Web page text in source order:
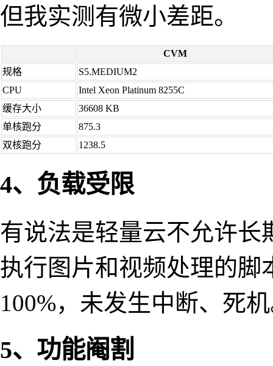
但我实测有微小差距。
CVM
规格
S5.MEDIUM2
CPU
Intel Xeon Platinum 8255C
缓存大小
36608 KB
单核跑分
875.3
双核跑分
1238.5
4、负载受限
有说法是轻量云不允许长
执行图片和视频处理的脚
100%，未发生中断、死
5、功能阉割